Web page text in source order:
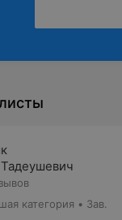
категория • Зав.